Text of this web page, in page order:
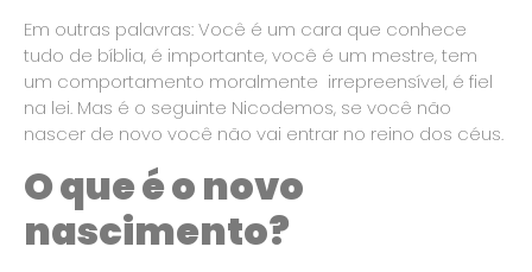
Em outras palavras: Você é um cara que conhece
tudo de bíblia, é importante, você é um mestre, tem
um comportamento moralmente irrepreensível, é fiel
na lei. Mas é o seguinte Nicodemos, se você não
nascer de novo você não vai entrar no reino dos céus.
O que é o novo
nascimento?